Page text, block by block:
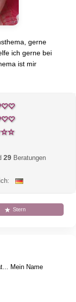
gerne
ich gerne bei
ist mir
29 Beratungen
Stern
Mein Name